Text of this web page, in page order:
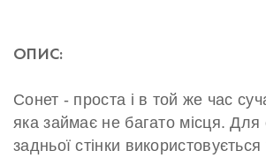
ОПИС:
Сонет - проста і в той же час
яка займає не багато місця. Для
задньої стінки використовується